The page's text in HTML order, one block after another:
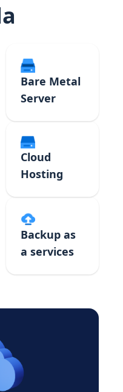
Bare Metal
Server
Cloud
Hosting
Backup as
a services